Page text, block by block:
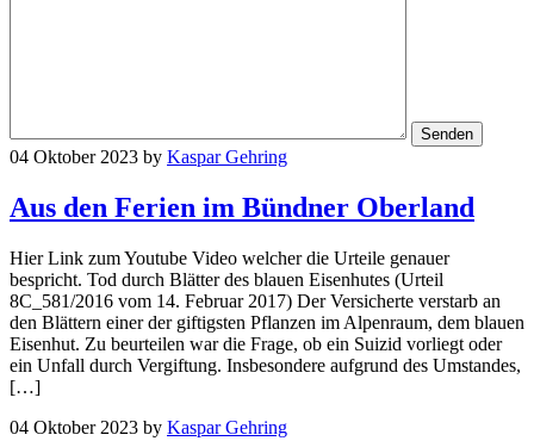
04 Oktober 2023 by Kaspar Gehring
Aus den Ferien im Bündner Oberland
Hier Link zum Youtube Video welcher die Urteile genauer
bespricht. Tod durch Blätter des blauen Eisenhutes (Urteil
8C_581/2016 vom 14. Februar 2017) Der Versicherte verstarb an
den Blättern einer der giftigsten Pflanzen im Alpenraum, dem blauen
Eisenhut. Zu beurteilen war die Frage, ob ein Suizid vorliegt oder
ein Unfall durch Vergiftung. Insbesondere aufgrund des Umstandes,
[…]
04 Oktober 2023 by Kaspar Gehring